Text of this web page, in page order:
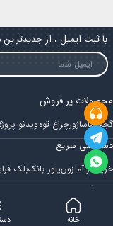
با ثبت ایمیل ، از
محصولات پر فروش
گجتماساژورچراغ قوهویدئو
دسترسی سریع
خرید از آمازونپاور بانکبلک
فروشگاه
مجله ایران بابا
خانه